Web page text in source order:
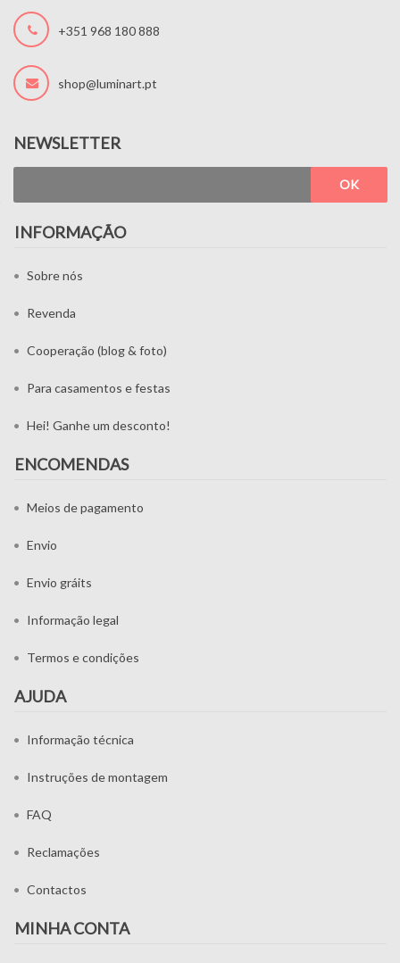
+351 968 180 888
shop@luminart.pt
NEWSLETTER
OK
INFORMAÇÃO
Sobre nós
Revenda
Cooperação (blog & foto)
Para casamentos e festas
Hei! Ganhe um desconto!
ENCOMENDAS
Meios de pagamento
Envio
Envio gráits
Informação legal
Termos e condições
AJUDA
Informação técnica
Instruções de montagem
FAQ
Reclamações
Contactos
MINHA CONTA